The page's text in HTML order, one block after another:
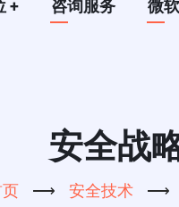
+ 咨询服务 微
安全战
⟶ 安全技术 ⟶